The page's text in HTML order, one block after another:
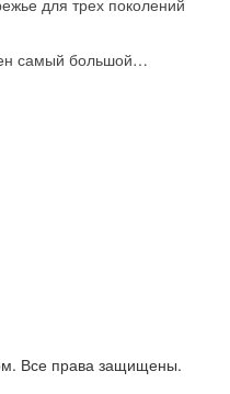
для трех поколений
самый большой…
Все права защищены.